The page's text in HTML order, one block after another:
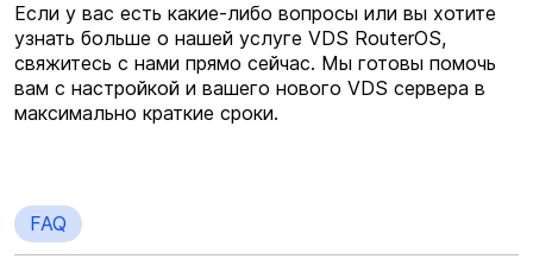
Если у вас есть какие-либо вопросы или вы хотите
узнать больше о нашей услуге VDS RouterOS,
свяжитесь с нами прямо сейчас. Мы готовы помочь
вам c настройкой и вашего нового VDS сервера в
максимально краткие сроки.
FAQ